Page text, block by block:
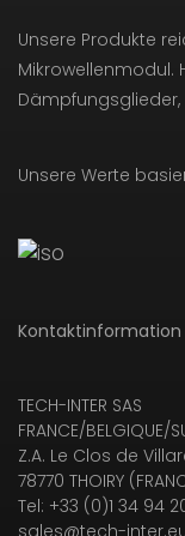
Unsere Produkte
Mikrowellenmodul.
Unsere Werte
Kontaktinformation
TECH-INTER SAS
FRANCE/BELGIQUE/
Z.A. Le Clos de
78770 THOIRY
Tel: +33 (0)1 34 94
sales@tech-